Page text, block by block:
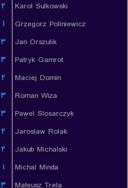
۲
Karol Sulkowski
۱
Grzegorz Poliniewicz
۳
Jan Orszulik
۳
Patryk Gamrot
۲
Maciej Domin
۳
Roman Wiza
۳
Pawel Slosarczyk
۲
Jaroslaw Rolak
۲
Jakub Michalski
۱
Michal Minda
۳
Mateusz Trela